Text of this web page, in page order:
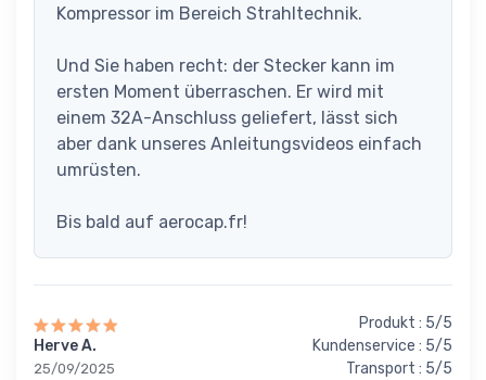
Kompressor im Bereich Strahltechnik.
Und Sie haben recht: der Stecker kann im
ersten Moment überraschen. Er wird mit
einem 32A-Anschluss geliefert, lässt sich
aber dank unseres Anleitungsvideos einfach
umrüsten.
Bis bald auf aerocap.fr!
Herve A.
25/09/2025
Produkt : 5/5
Kundenservice : 5/5
Transport : 5/5